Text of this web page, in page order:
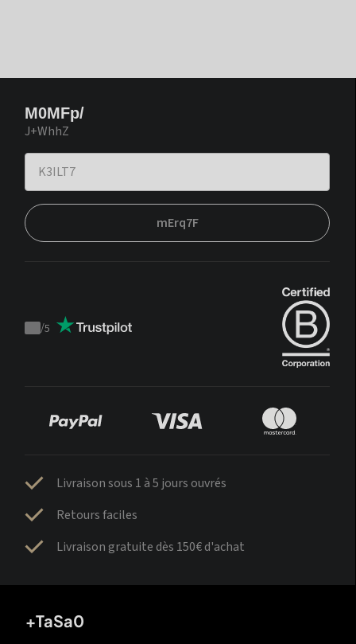
M0MFp/
J+WhhZ
mErq7F
Trustpilot
/5
Livraison sous 1 à 5 jours ouvrés
Retours faciles
Livraison gratuite dès 150€ d'achat
+TaSa0